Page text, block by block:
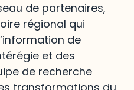
de partenaires,
régional qui
de
et des
de recherche